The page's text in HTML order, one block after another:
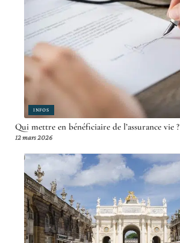
INFOS
Qui mettre en bénéficiaire de l’assurance vie ?
12 mars 2026